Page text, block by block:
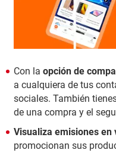
Con la opción de
a cualquiera de tus
sociales. También
de una compra y el
Visualiza emisiones en
promocionan sus